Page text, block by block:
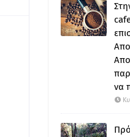
να